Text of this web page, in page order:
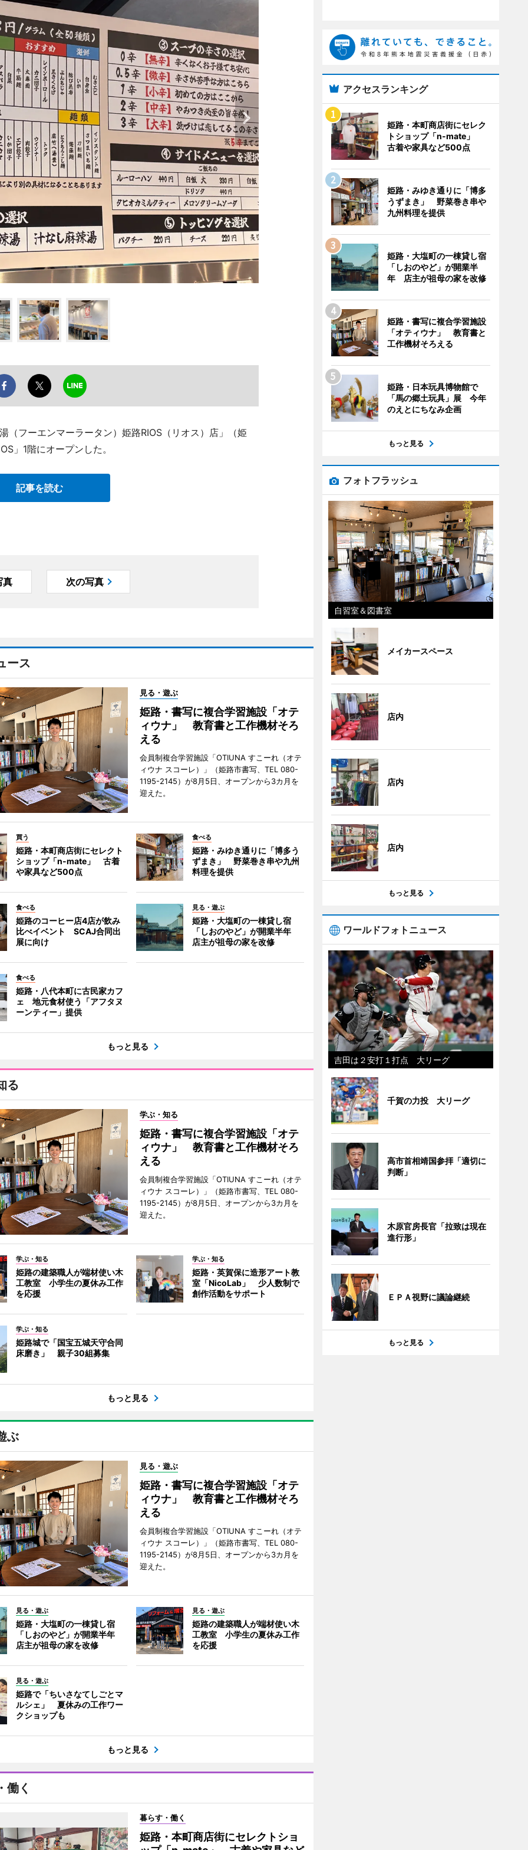
（フーエンマーラータン）姫路RIOS（リオス）店」（姫
」1階にオープンした。
記事を読む
真 次の写真
ース
見る・遊ぶ
姫路・書写に複合学習施設「オテ
ィウナ」 教育書と工作機材そろ
える
会員制複合学習施設「OTIUNA すこーれ（オテ
ィウナ スコーレ）」（姫路市書写、TEL 080-
1195-2145）が8月5日、オープンから3カ月を
迎えた。
買う
姫路・本町商店街にセレクト
ショップ「n-mate」 古着
や家具など500点
食べる
姫路・みゆき通りに「博多う
ずまき」 野菜巻き串や九州
料理を提供
食べる
姫路のコーヒー店4店が飲み
比べイベント SCAJ合同出
展に向け
見る・遊ぶ
姫路・大塩町の一棟貸し宿
「しおのやど」が開業半年
店主が祖母の家を改修
食べる
姫路・八代本町に古民家カフ
ェ 地元食材使う「アフタヌ
ーンティー」提供
もっと見る
る
学ぶ・知る
姫路・書写に複合学習施設「オテ
ィウナ」 教育書と工作機材そろ
える
会員制複合学習施設「OTIUNA すこーれ（オテ
ィウナ スコーレ）」（姫路市書写、TEL 080-
1195-2145）が8月5日、オープンから3カ月を
迎えた。
学ぶ・知る
姫路の建築職人が端材使い木
工教室 小学生の夏休み工作
を応援
学ぶ・知る
姫路・英賀保に造形アート教
室「NicoLab」 少人数制で
創作活動をサポート
学ぶ・知る
姫路城で「国宝五城天守合同
床磨き」 親子30組募集
もっと見る
ぶ
見る・遊ぶ
姫路・書写に複合学習施設「オテ
ィウナ」 教育書と工作機材そろ
える
会員制複合学習施設「OTIUNA すこーれ（オテ
ィウナ スコーレ）」（姫路市書写、TEL 080-
1195-2145）が8月5日、オープンから3カ月を
迎えた。
見る・遊ぶ
姫路・大塩町の一棟貸し宿
「しおのやど」が開業半年
店主が祖母の家を改修
見る・遊ぶ
姫路の建築職人が端材使い木
工教室 小学生の夏休み工作
を応援
見る・遊ぶ
姫路で「ちいさなてしごとマ
ルシェ」 夏休みの工作ワー
クショップも
もっと見る
働く
暮らす・働く
姫路・本町商店街にセレクトショ
アクセスランキング
姫路・本町商店街にセレク
トショップ「n-mate」
古着や家具など500点
姫路・みゆき通りに「博多
うずまき」 野菜巻き串や
九州料理を提供
姫路・大塩町の一棟貸し宿
「しおのやど」が開業半
年 店主が祖母の家を改修
姫路・書写に複合学習施設
「オティウナ」 教育書と
工作機材そろえる
姫路・日本玩具博物館で
「馬の郷土玩具」展 今年
のえとにちなみ企画
もっと見る
フォトフラッシュ
自習室＆図書室
メイカースペース
店内
店内
店内
もっと見る
ワールドフォトニュース
吉田は２安打１打点 大リーグ
千賀の力投 大リーグ
高市首相靖国参拝「適切に
判断」
木原官房長官「拉致は現在
進行形」
ＥＰＡ視野に議論継続
もっと見る